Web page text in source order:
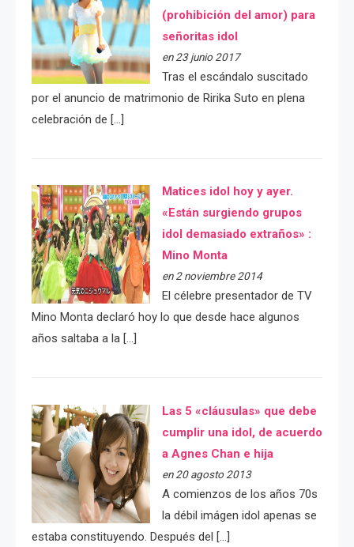
(prohibición del amor) para
señoritas idol
en 23 junio 2017
Tras el escándalo suscitado
por el anuncio de matrimonio de Ririka Suto en plena
celebración de […]
Matices idol hoy y ayer.
«Están surgiendo grupos
idol demasiado extraños» :
Mino Monta
en 2 noviembre 2014
El célebre presentador de TV
Mino Monta declaró hoy lo que desde hace algunos
años saltaba a la […]
Las 5 «cláusulas» que debe
cumplir una idol, de acuerdo
a Agnes Chan e hija
en 20 agosto 2013
A comienzos de los años 70s
la débil imágen idol apenas se
estaba constituyendo. Después del […]